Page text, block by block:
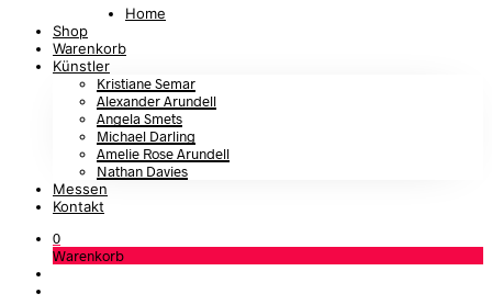
Home
Shop
Warenkorb
Künstler
Kristiane Semar
Alexander Arundell
Angela Smets
Michael Darling
Amelie Rose Arundell
Nathan Davies
Messen
Kontakt
0
Warenkorb